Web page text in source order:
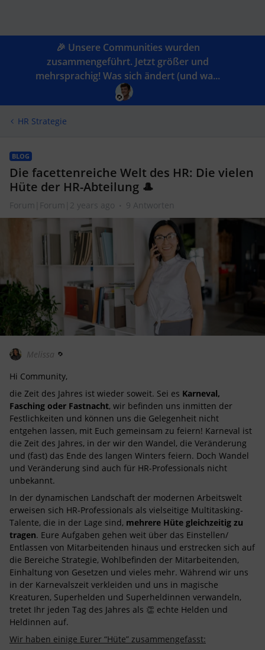
🎉 Unsere Communities wurden
zusammengeführt. Jetzt größer und
mehrsprachig! Was sich ändert (und wa...
HR Strategie
BLOG
Die facettenreiche Welt des HR: Die vielen
Hüte der HR-Abteilung 🎩
Forum|Forum|2 years ago 9 Antworten
Melissa
Hi Community,
die Zeit des Jahres ist wieder soweit. Sei es Karneval,
Fasching oder Fastnacht, wir befinden uns inmitten der
Festlichkeiten und können uns die Gelegenheit nicht
entgehen lassen, mit Euch gemeinsam zu feiern! Karneval ist
die Zeit des Jahres, in der wir den Wandel, die Veränderung
und (fast) das Ende des langen Winters feiern. Doch Wandel
und Veränderung sind auch für HR-Professionals nicht
unbekannt.
In der dynamischen Landschaft der modernen Arbeitswelt
erweisen sich HR-Professionals als vielseitige Multitasking-
Talente, die in der Lage sind, mehrere Hüte gleichzeitig zu
tragen. Eure Aufgaben gehen weit über das Einstellen/
Entlassen von Mitarbeitenden hinaus und erstrecken sich auf
die Bereiche Strategie, Wohlbefinden der Mitarbeitenden,
Einhaltung von Gesetzen und vieles mehr. Während wir uns
in der Karnevalszeit verkleiden und uns in magische
Kreaturen, Superhelden und Superheldinnen verwandeln,
tretet Ihr jeden Tag des Jahres als 👏 echte Helden und
Heldinnen auf.
Wir haben einige Eurer “Hüte” zusammengefasst: